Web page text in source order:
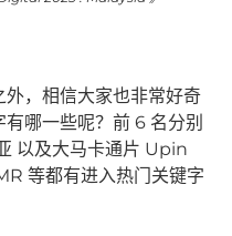
，相信大家也非常好奇
哪一些呢？前 6 名分别
以及大马卡通片 Upin
等都有进入热门关键字